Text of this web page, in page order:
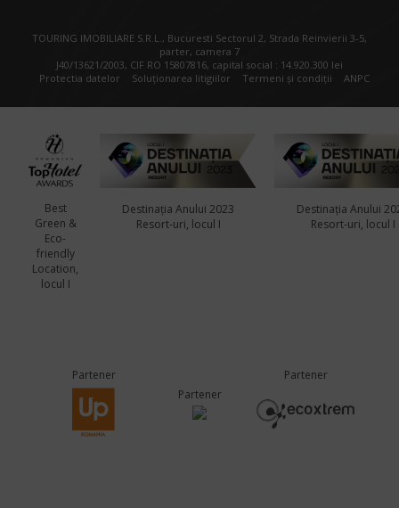
TOURING IMOBILIARE S.R.L., Bucuresti Sectorul 2, Strada Reinvierii 3-5,
parter, camera 7
J40/13621/2003, CIF RO 15807816, capital social : 14.920.300 lei
Protectia datelor
Soluționarea litigiilor Termeni și condiții ANPC
Best
Green &
Eco-
friendly
Location,
locul I
Destinația Anului 2023
Resort-uri, locul I
Destinația Anului
Resort-uri, locul I
Partener
Partener
Partener